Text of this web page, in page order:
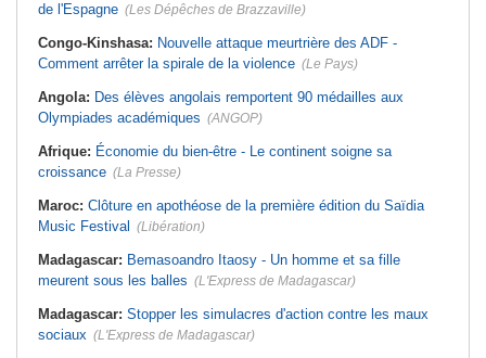
de l'Espagne (Les Dépêches de Brazzaville)
Congo-Kinshasa: Nouvelle attaque meurtrière des ADF -
Comment arrêter la spirale de la violence (Le Pays)
Angola: Des élèves angolais remportent 90 médailles aux
Olympiades académiques (ANGOP)
Afrique: Économie du bien-être - Le continent soigne sa
croissance (La Presse)
Maroc: Clôture en apothéose de la première édition du Saïdia
Music Festival (Libération)
Madagascar: Bemasoandro Itaosy - Un homme et sa fille
meurent sous les balles (L'Express de Madagascar)
Madagascar: Stopper les simulacres d'action contre les maux
sociaux (L'Express de Madagascar)